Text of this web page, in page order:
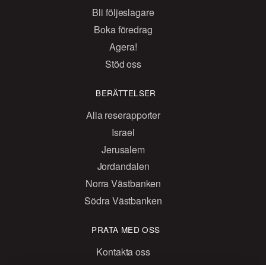
Bli följeslagare
Boka föredrag
Agera!
Stöd oss
BERÄTTELSER
Alla reserapporter
Israel
Jerusalem
Jordandalen
Norra Västbanken
Södra Västbanken
PRATA MED OSS
Kontakta oss